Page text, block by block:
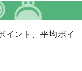
イント、平均ポイ